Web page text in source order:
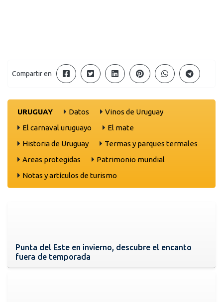
Compartir en
URUGUAY Datos
Vinos de Uruguay
El carnaval uruguayo
El mate
Historia de Uruguay
Termas y parques termales
Areas protegidas
Patrimonio mundial
Notas y artículos de turismo
Punta del Este en invierno, descubre el encanto
fuera de temporada